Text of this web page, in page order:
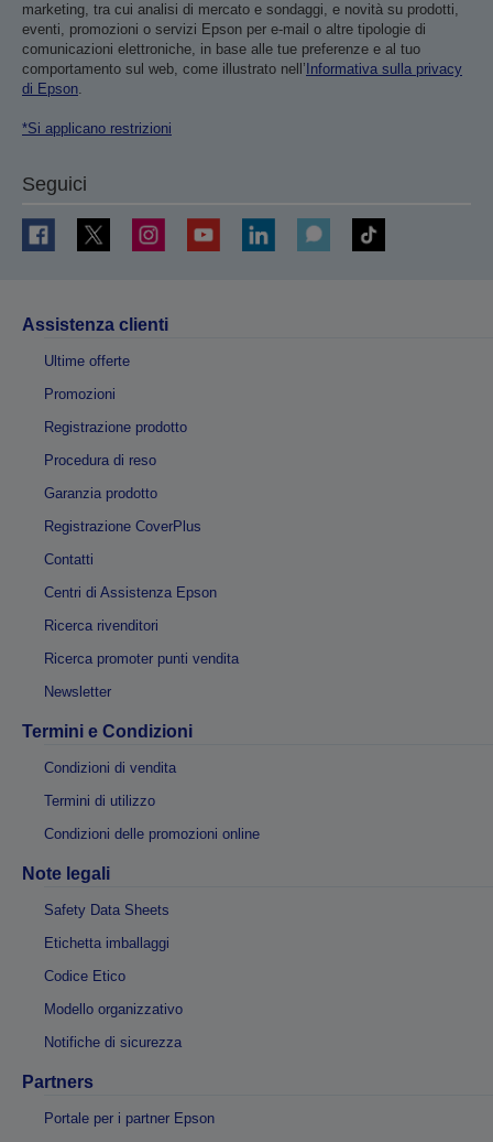
marketing, tra cui analisi di mercato e sondaggi, e novità su prodotti,
eventi, promozioni o servizi Epson per e-mail o altre tipologie di
comunicazioni elettroniche, in base alle tue preferenze e al tuo
comportamento sul web, come illustrato nell’ Informativa sulla privacy
di Epson.
*Si applicano restrizioni
Seguici
Assistenza clienti
Ultime offerte
Promozioni
Registrazione prodotto
Procedura di reso
Garanzia prodotto
Registrazione CoverPlus
Contatti
Centri di Assistenza Epson
Ricerca rivenditori
Ricerca promoter punti vendita
Newsletter
Termini e Condizioni
Condizioni di vendita
Termini di utilizzo
Condizioni delle promozioni online
Note legali
Safety Data Sheets
Etichetta imballaggi
Codice Etico
Modello organizzativo
Notifiche di sicurezza
Partners
Portale per i partner Epson